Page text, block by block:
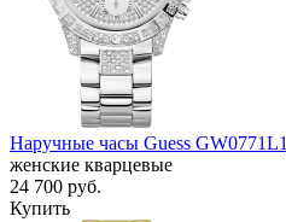
Наручные часы Guess GW0771L1
женские кварцевые
24 700 руб.
Купить